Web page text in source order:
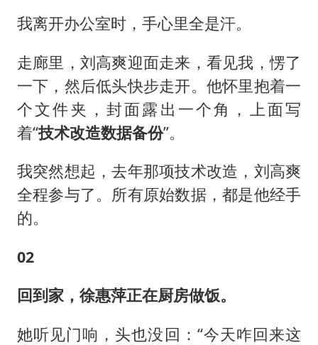
我离开办公室时，手心里全是汗。
走廊里，刘高爽迎面走来，看见我，愣了
一下，然后低头快步走开。他怀里抱着一
个文件夹，封面露出一个角，上面写
着“技术改造数据备份”。
我突然想起，去年那项技术改造，刘高爽
全程参与了。所有原始数据，都是他经手
的。
02
回到家，徐惠萍正在厨房做饭。
她听见门响，头也没回：“今天咋回来这